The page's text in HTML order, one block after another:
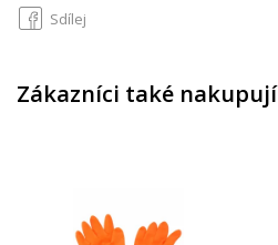
Sdílej
Zákazníci také nakupují